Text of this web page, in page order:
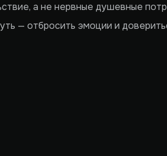
а не нервные душевные
— отбросить эмоции и